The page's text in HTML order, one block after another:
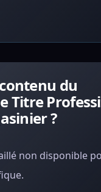
du
Titre
?
non disponible